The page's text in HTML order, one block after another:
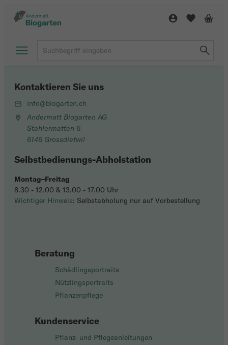
Beratung
Schädlingsportraits
Nützlingsportraits
Pflanzenpflege
Kundenservice
Pflanz- und Pflegeanleitungen
Kontaktieren Sie uns
info@biogarten.ch
Andermatt Biogarten AG
Stahlermatten 6
6146 Grossdietwil
Selbstbedienungs-Abholstation
Montag–Freitag
8.30 - 12.00 & 13.00 - 17.00 Uhr
Wichtiger Hinweis: Selbstabholung nur auf Vorbestellung